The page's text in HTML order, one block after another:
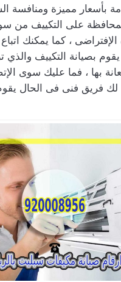
بأسعار مميزة ومنافسة
على التكييف من
، كما يمكنك
بصيانة التكييف والذي
بها ، فما عليك سوى
فريق فنى فى الحال